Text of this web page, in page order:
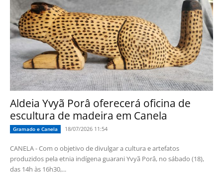
Aldeia Yvyã Porâ oferecerá oficina de
escultura de madeira em Canela
Gramado e Canela 18/07/2026 11:54
CANELA - Com o objetivo de divulgar a cultura e artefatos
produzidos pela etnia indígena guarani Yvyã Porâ, no sábado (18),
das 14h às 16h30,...